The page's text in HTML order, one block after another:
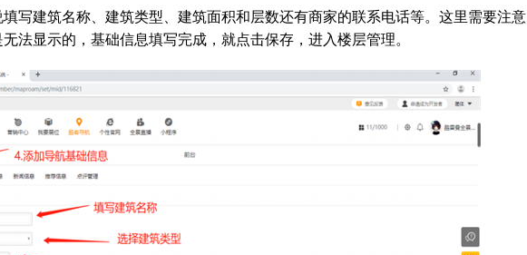
写建筑名称、建筑类型、建筑面积和层数还有商家的联系电话等。这里需要注意
法显示的，基础信息填写完成，就点击保存，进入楼层管理。